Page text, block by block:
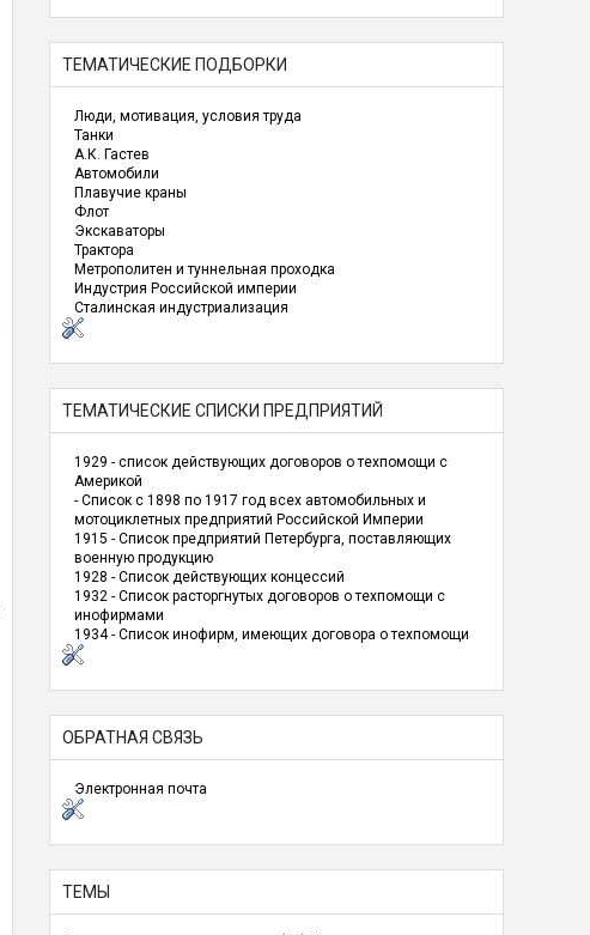
ТЕМАТИЧЕСКИЕ ПОДБОРКИ
Люди, мотивация, условия труда
Танки
А.К. Гастев
Автомобили
Плавучие краны
Флот
Экскаваторы
Трактора
Метрополитен и туннельная проходка
Индустрия Российской империи
Сталинская индустриализация
ТЕМАТИЧЕСКИЕ СПИСКИ ПРЕДПРИЯТИЙ
1929 - список действующих договоров о техпомощи с
Америкой
- Список с 1898 по 1917 год всех автомобильных и
мотоциклетных предприятий Российской Империи
1915 - Список предприятий Петербурга, поставляющих
военную продукцию
1928 - Список действующих концессий
1932 - Список расторгнутых договоров о техпомощи с
инофирмами
1934 - Список инофирм, имеющих договора о техпомощи
ОБРАТНАЯ СВЯЗЬ
Электронная почта
ТЕМЫ